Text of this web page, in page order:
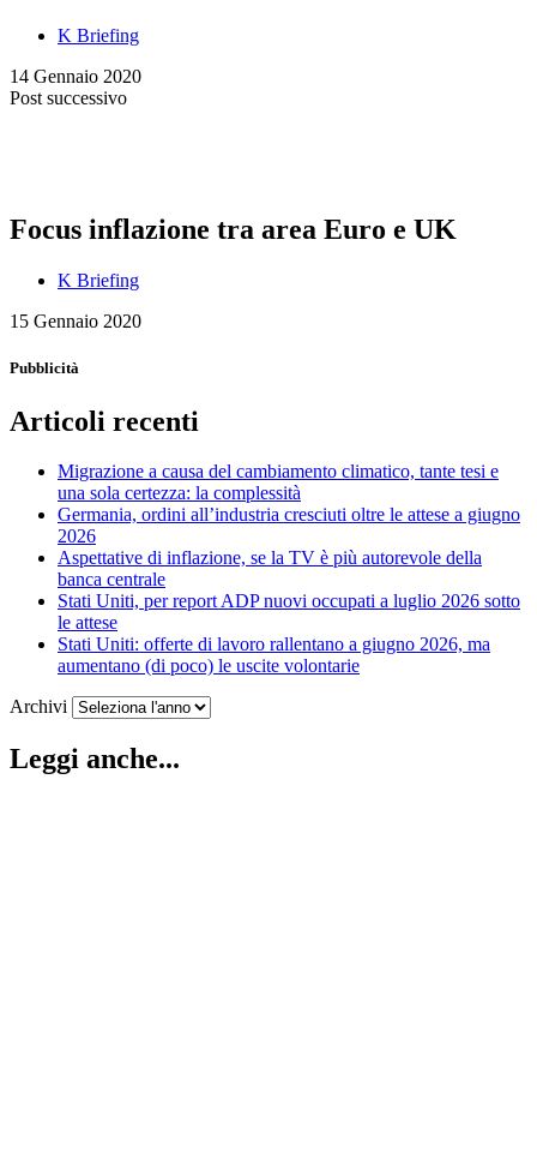
K Briefing
14 Gennaio 2020
Post successivo
Focus inflazione tra area Euro e UK
K Briefing
15 Gennaio 2020
Pubblicità
Articoli recenti
Migrazione a causa del cambiamento climatico, tante tesi e
una sola certezza: la complessità
Germania, ordini all’industria cresciuti oltre le attese a giugno
2026
Aspettative di inflazione, se la TV è più autorevole della
banca centrale
Stati Uniti, per report ADP nuovi occupati a luglio 2026 sotto
le attese
Stati Uniti: offerte di lavoro rallentano a giugno 2026, ma
aumentano (di poco) le uscite volontarie
Archivi
Leggi anche...